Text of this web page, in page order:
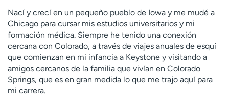
c
o
n
t
r
a
r
Nací y crecí en un pequeño pueblo de Iowa y me mudé a
Chicago para cursar mis estudios universitarios y mi
formación médica. Siempre he tenido una conexión
cercana con Colorado, a través de viajes anuales de esquí
que comienzan en mi infancia a Keystone y visitando a
amigos cercanos de la familia que vivían en Colorado
Springs, que es en gran medida lo que me trajo aquí para
mi carrera.